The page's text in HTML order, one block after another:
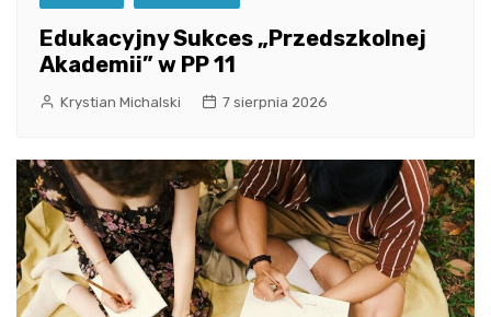
Edukacyjny Sukces „Przedszkolnej
Akademii” w PP 11
Krystian Michalski 7 sierpnia 2026